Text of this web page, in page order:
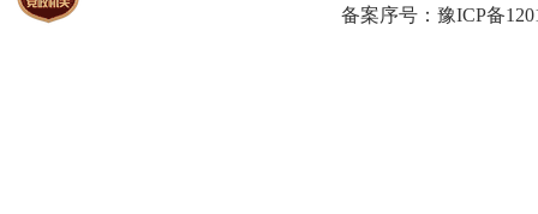
备案序号：豫ICP备